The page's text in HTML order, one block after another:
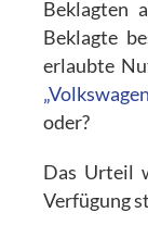
Beklagten
Beklagte
erlaubte
oder?
Das Urteil
Verfügung